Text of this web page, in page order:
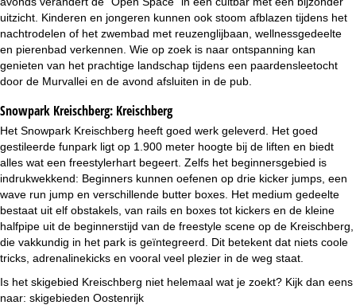
uitzicht. Kinderen en jongeren kunnen ook stoom afblazen tijdens het
nachtrodelen of het zwembad met reuzenglijbaan, wellnessgedeelte
en pierenbad verkennen. Wie op zoek is naar ontspanning kan
genieten van het prachtige landschap tijdens een paardensleetocht
door de Murvallei en de avond afsluiten in de pub.
Snowpark Kreischberg: Kreischberg
Het Snowpark Kreischberg heeft goed werk geleverd. Het goed
gestileerde funpark ligt op 1.900 meter hoogte bij de liften en biedt
alles wat een freestylerhart begeert. Zelfs het beginnersgebied is
indrukwekkend: Beginners kunnen oefenen op drie kicker jumps, een
wave run jump en verschillende butter boxes. Het medium gedeelte
bestaat uit elf obstakels, van rails en boxes tot kickers en de kleine
halfpipe uit de beginnerstijd van de freestyle scene op de Kreischberg,
die vakkundig in het park is geïntegreerd. Dit betekent dat niets coole
tricks, adrenalinekicks en vooral veel plezier in de weg staat.
Is het skigebied Kreischberg niet helemaal wat je zoekt? Kijk dan eens
naar: skigebieden Oostenrijk